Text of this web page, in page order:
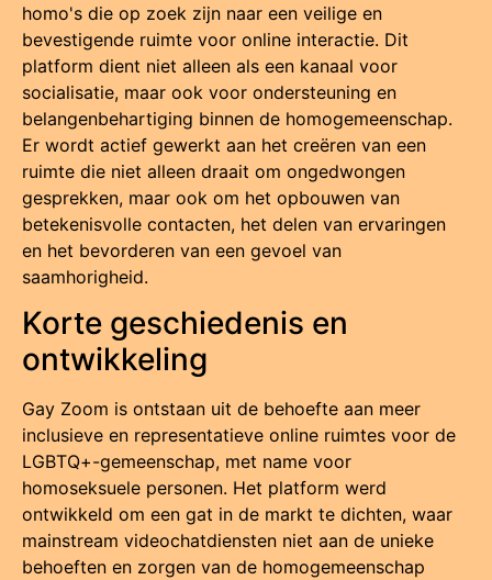
homo's die op zoek zijn naar een veilige en
bevestigende ruimte voor online interactie. Dit
platform dient niet alleen als een kanaal voor
socialisatie, maar ook voor ondersteuning en
belangenbehartiging binnen de homogemeenschap.
Er wordt actief gewerkt aan het creëren van een
ruimte die niet alleen draait om ongedwongen
gesprekken, maar ook om het opbouwen van
betekenisvolle contacten, het delen van ervaringen
en het bevorderen van een gevoel van
saamhorigheid.
Korte geschiedenis en
ontwikkeling
Gay Zoom is ontstaan uit de behoefte aan meer
inclusieve en representatieve online ruimtes voor de
LGBTQ+-gemeenschap, met name voor
homoseksuele personen. Het platform werd
ontwikkeld om een gat in de markt te dichten, waar
mainstream videochatdiensten niet aan de unieke
behoeften en zorgen van de homogemeenschap